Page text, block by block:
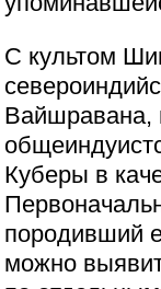
С культом
Вайшравана,
Куберы в
породивший
можно